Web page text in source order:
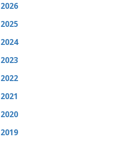
2026
2025
2024
2023
2022
2021
2020
2019